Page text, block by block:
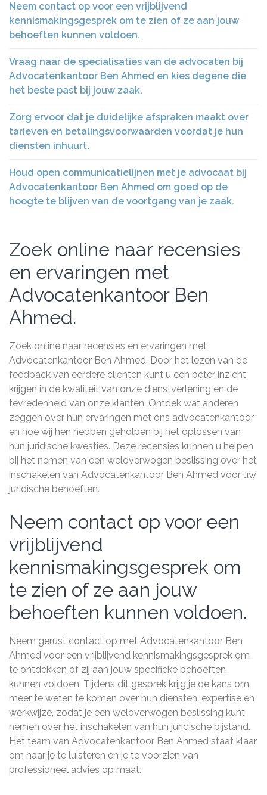
Neem contact op voor een vrijblijvend
kennismakingsgesprek om te zien of ze aan jouw
behoeften kunnen voldoen.
Vraag naar de specialisaties van de advocaten bij
Advocatenkantoor Ben Ahmed en kies degene die
het beste past bij jouw zaak.
Zorg ervoor dat je duidelijke afspraken maakt over
tarieven en betalingsvoorwaarden voordat je hun
diensten inhuurt.
Houd open communicatielijnen met je advocaat bij
Advocatenkantoor Ben Ahmed om goed op de
hoogte te blijven van de voortgang van je zaak.
Zoek online naar recensies
en ervaringen met
Advocatenkantoor Ben
Ahmed.
Zoek online naar recensies en ervaringen met
Advocatenkantoor Ben Ahmed. Door het lezen van de
feedback van eerdere cliënten kunt u een beter inzicht
krijgen in de kwaliteit van onze dienstverlening en de
tevredenheid van onze klanten. Ontdek wat anderen
zeggen over hun ervaringen met ons advocatenkantoor
en hoe wij hen hebben geholpen bij het oplossen van
hun juridische kwesties. Deze recensies kunnen u helpen
bij het nemen van een weloverwogen beslissing over het
inschakelen van Advocatenkantoor Ben Ahmed voor uw
juridische behoeften.
Neem contact op voor een
vrijblijvend
kennismakingsgesprek om
te zien of ze aan jouw
behoeften kunnen voldoen.
Neem gerust contact op met Advocatenkantoor Ben
Ahmed voor een vrijblijvend kennismakingsgesprek om
te ontdekken of zij aan jouw specifieke behoeften
kunnen voldoen. Tijdens dit gesprek krijg je de kans om
meer te weten te komen over hun diensten, expertise en
werkwijze, zodat je een weloverwogen beslissing kunt
nemen over het inschakelen van hun juridische bijstand.
Het team van Advocatenkantoor Ben Ahmed staat klaar
om naar je te luisteren en je te voorzien van
professioneel advies op maat.